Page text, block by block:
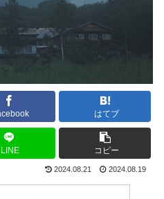
はてブ
LINE コピー
2024.08.21 2024.08.19